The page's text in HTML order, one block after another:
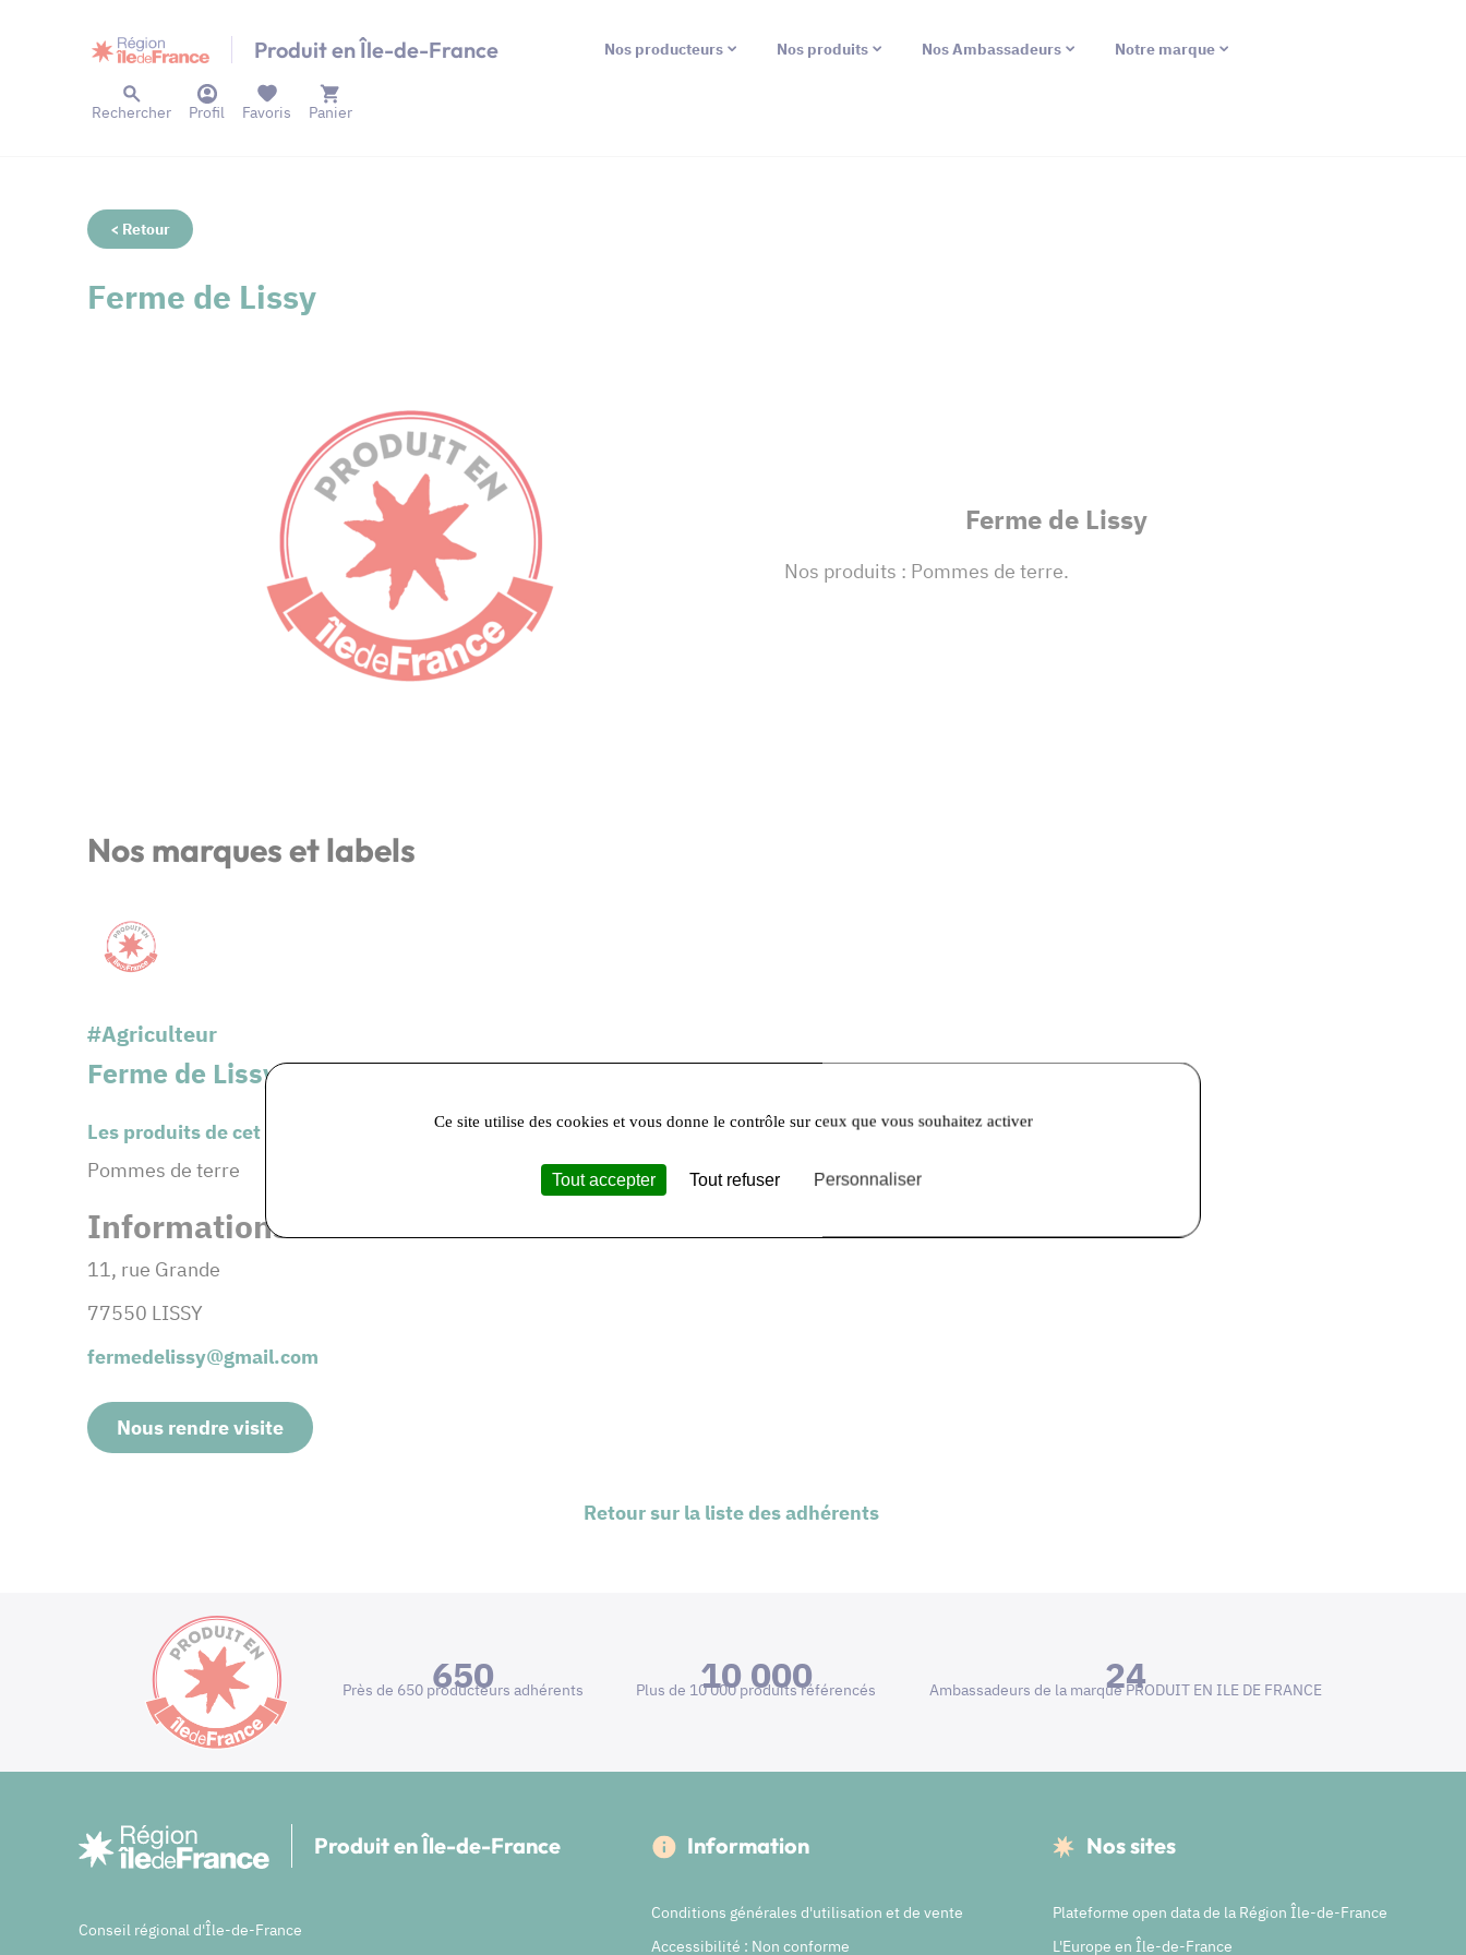
Produit en Île-de-France Nos producteurs Nos produits Nos Ambassadeurs Notre marque
Rechercher Profil Panier
Favoris
< Retour
Ferme de Lissy
Ferme de Lissy
Nos produits : Pommes de terre.
Nos marques et labels
#Agriculteur
Ferme de Lissy
Les produits de cet adhérent :
Pommes de terre
Informations et coordonnées :
11, rue Grande
77550 LISSY
fermedelissy@gmail.com
Nous rendre visite
Retour sur la liste des adhérents
650
Près de 650 producteurs adhérents 10 000
Plus de 10 000 produits référencés 24
Ambassadeurs de la marque PRODUIT EN ILE DE FRANCE
Produit en Île-de-France
Conseil régional d'Île-de-France
Information
Conditions générales d'utilisation et de vente
Accessibilité : Non conforme
Nos sites
Plateforme open data de la Région Île-de-France
L'Europe en Île-de-France
Ce site utilise des cookies et vous donne le contrôle sur ceux que vous souhaitez activer
Tout accepter Tout refuser Personnaliser